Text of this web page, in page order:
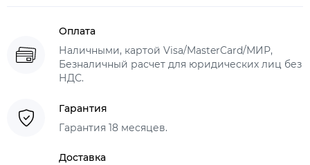
Оплата
Наличными, картой Visa/MasterCard/МИР,
Безналичный расчет для юридических лиц без
НДС.
Гарантия
Гарантия 18 месяцев.
Доставка